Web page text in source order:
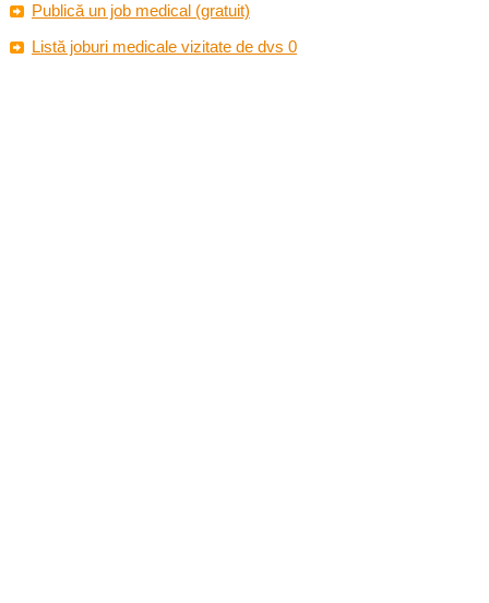
Publică un job medical (gratuit)
Listă joburi medicale vizitate de dvs 0